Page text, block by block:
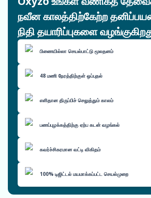
நவீன காலத்திற்கேற்ற
நிதி தயாரிப்புகளை
பிணையில்லா செயல்பாட்டு மூலதனம்
48 மணி நேரத்திற்குள் ஒப்புதல்
எளிதான திருப்பிச் செலுத்தும் காலம்
பணப்புழக்கத்திற்கு ஏற்ப கடன் வழங்கல்
கவர்ச்சிகரமான வட்டி விகிதம்
100% டிஜிட்டல் மயமாக்கப்பட்ட செயல்முறை